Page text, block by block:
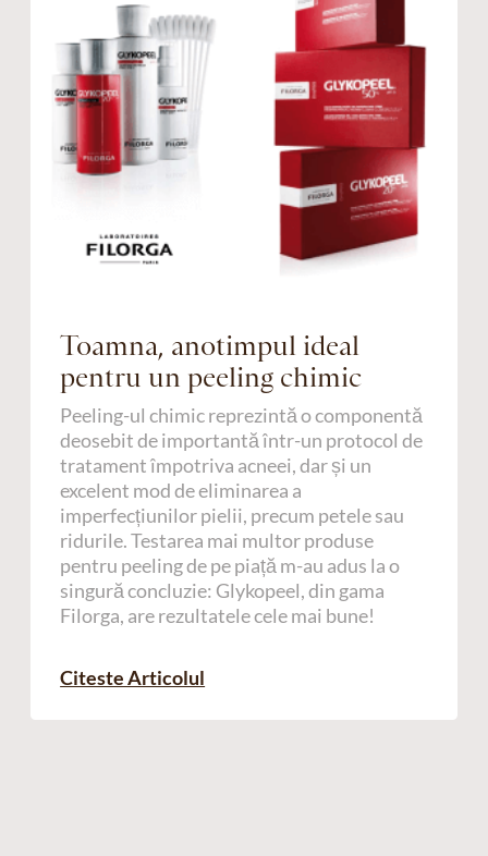
Toamna, anotimpul ideal
pentru un peeling chimic
Peeling-ul chimic reprezintă o componentă
deosebit de importantă într-un protocol de
tratament împotriva acneei, dar și un
excelent mod de eliminarea a
imperfecțiunilor pielii, precum petele sau
ridurile. Testarea mai multor produse
pentru peeling de pe piață m-au adus la o
singură concluzie: Glykopeel, din gama
Filorga, are rezultatele cele mai bune!
Citeste Articolul